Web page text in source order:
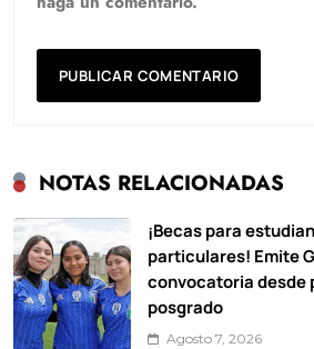
NOTAS RELACIONADAS
¡Becas para
particulares! Emite
convocatoria desde
posgrado
Agosto 7, 2026